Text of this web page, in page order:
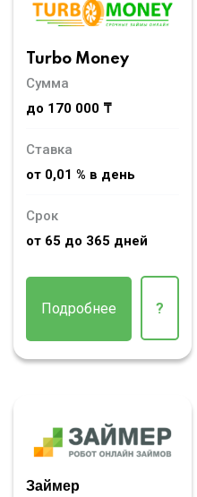
Turbo Money
Сумма
до 170 000 ₸
Ставка
от 0,01 % в день
Срок
от 65 до 365 дней
Подробнее ?
Займер